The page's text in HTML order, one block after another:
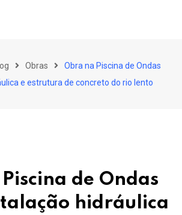
Obras
Obra na Piscina de Ondas
e estrutura de concreto do rio lento
de Ondas
hidráulica